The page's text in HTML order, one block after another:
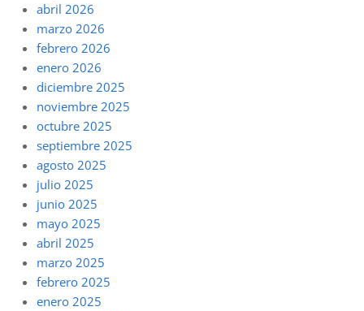
abril 2026
marzo 2026
febrero 2026
enero 2026
diciembre 2025
noviembre 2025
octubre 2025
septiembre 2025
agosto 2025
julio 2025
junio 2025
mayo 2025
abril 2025
marzo 2025
febrero 2025
enero 2025